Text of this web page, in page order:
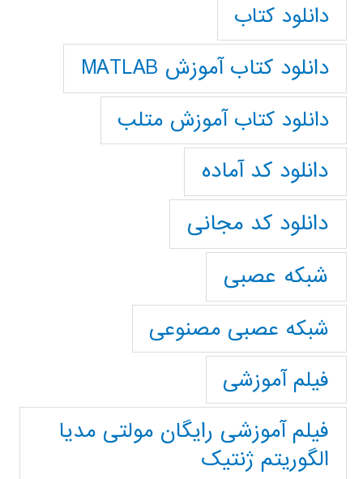
دانلود کتاب
دانلود کتاب آموزش MATLAB
دانلود کتاب آموزش متلب
دانلود کد آماده
دانلود کد مجانی
شبکه عصبی
شبکه عصبی مصنوعی
فیلم آموزشی
فیلم آموزشی رایگان مولتی مدیا
الگوریتم ژنتیک